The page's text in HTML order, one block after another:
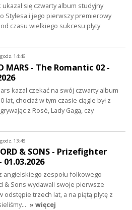
ukazał się czwarty album studyjny
Stylesa i jego pierwszy premierowy
od czasu wielkiego sukcesu płyty
14:46
MARS - The Romantic 02 -
kazał czekać na swój czwarty album
lat, chociaż w tym czasie ciągle był z
z Rosé, Lady Gagą, czy
13:48
& SONS - Prizefighter
01.03.2026
angielskiego zespołu folkowego
& Sons wydawali swoje pierwsze
odstępie trzech lat, a na piątą płytę z
» więcej